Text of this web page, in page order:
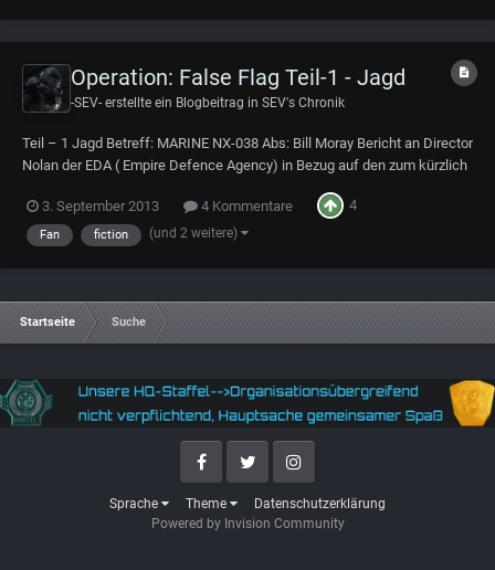
Operation: False Flag Teil-1 - Jagd
-SEV- erstellte ein Blogbeitrag in SEV's Chronik
Teil – 1 Jagd Betreff: MARINE NX-038 Abs: Bill Moray Bericht an Director
Nolan der EDA ( Empire Defence Agency) in Bezug auf den zum kürzlich
Ereignisse von Muna-15, vor 2 Jahren, in den Dienst der Marines gestellt
wurde. Marin...
3. September 2013 4 Kommentare 4
Fan fiction (und 2 weitere)
Startseite Suche
Sprache Theme Datenschutzerklärung
FacebookTwitter Instagram
Powered by Invision Community